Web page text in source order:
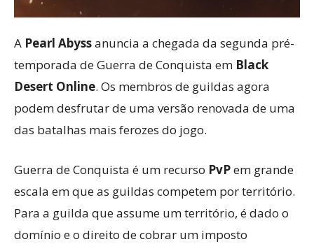
A Pearl Abyssanuncia a chegada da segunda pré-
temporada de Guerra de Conquista em Black
Desert Online. Os membros de guildas agora
podem desfrutar de uma versão renovada de uma
das batalhas mais ferozes do jogo.
Guerra de Conquista é um recurso PvPem grande
escala em que as guildas competem por território.
Para a guilda que assume um território, é dado o
domínio e o direito de cobrar um imposto